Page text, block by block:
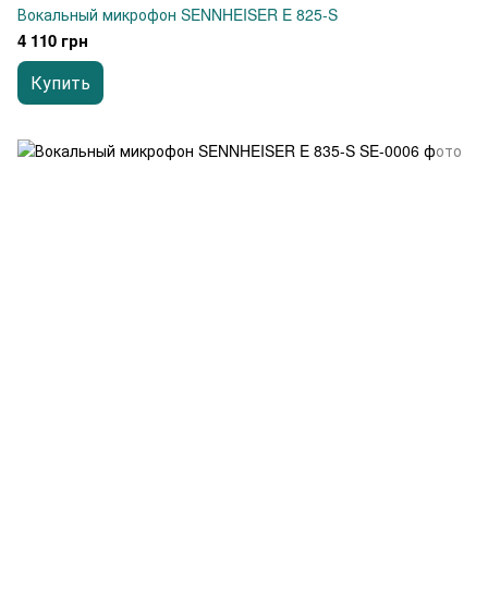
Вокальный микрофон SENNHEISER E 825-S
4 110 грн
Купить